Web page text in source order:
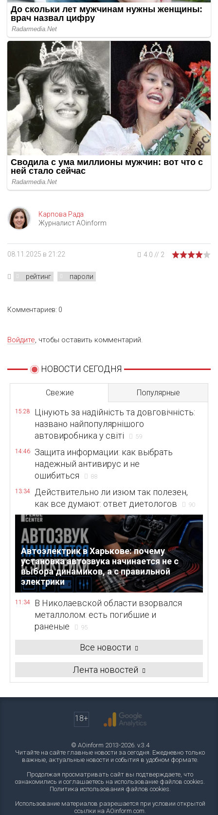
Карпова Рада
Журналист AOinform
08.11.2025 в 21:22 4.0 // 2
рейтинг пароли
Комментариев: 0
Войдите, чтобы оставить комментарий.
НОВОСТИ СЕГОДНЯ
Свежие Популярные
15:28
Цінують за надійність та довговічність:
названо найпопулярнішого
автовиробника у світі
59
14:46
Защита информации: как выбрать
надежный антивирус и не
ошибиться
88
13:34
Действительно ли изюм так полезен,
как все думают: ответ диетологов
90
Автоэлектрик в Харькове: почему
установка автозвука начинается не с
выбора динамиков, а с правильной
электрики
11:34
В Николаевской области взорвался
металлолом: есть погибшие и
раненые
95
Все новости
Лента новостей
18+
© AOinform 2013-2026. v.3.4
Читайте на сайте главные новости за сегодня. Ежедневно только
важные, актуальные новости и события в удобном формате.
Продолжая просматривать сайт вы подтверждаете, что
ознакомились и соглашаетесь на использование файлов cookies.
Политика использования файлов cookies.
Использование материалов разрешается при условии открытой
ссылки на AOinform.com.